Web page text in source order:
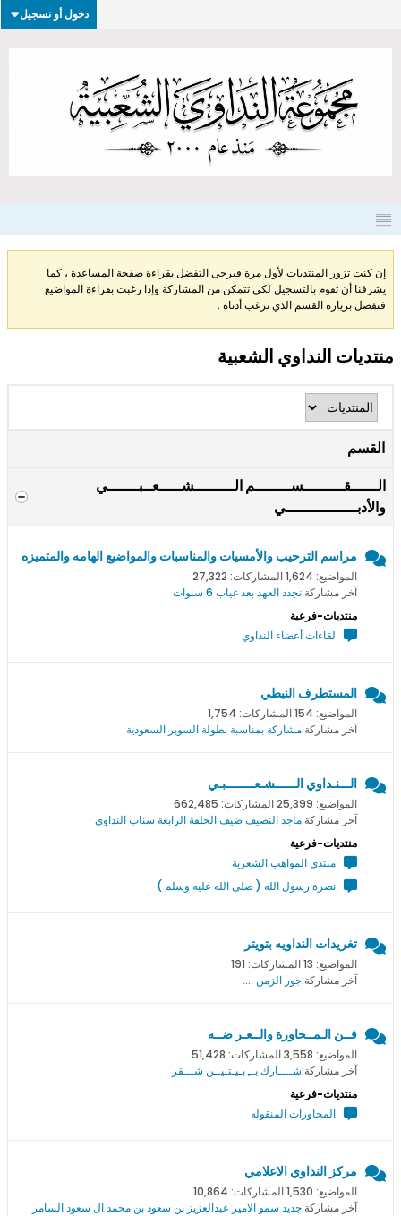
دخول أو تسجيل
إن كنت تزور المنتديات لأول مرة فيرجى التفضل بقراءة صفحة المساعدة ، كما
يشرفنا أن تقوم بالتسجيل لكي تتمكن من المشاركة وإذا رغبت بقراءة المواضيع
فتفضل بزيارة القسم الذي ترغب أدناه .
منتديات النداوي الشعبية
القسم
الــــــقـــــــــســــــــم الـــــــــشـــــعــبـــــــي
والأدبــــــــــــــــي
مراسم الترحيب والأمسيات والمناسبات والمواضيع الهامه والمتميزه
المواضيع: 1,624 المشاركات: 27,322
آخر مشاركة:نجدد العهد بعد غياب 6 سنوات
منتديات-فرعية
لقاءات أعضاء النداوي
المستطرف النبطي
المواضيع: 154 المشاركات: 1,754
آخر مشاركة:مشاركة بمناسبة بطولة السوبر السعودية
الـــنـداوي الــــــشـعــــــــبـي
المواضيع: 25,399 المشاركات: 662,485
آخر مشاركة:ماجد النصيف ضيف الحلقة الرابعة سناب النداوي
منتديات-فرعية
منتدى المواهب الشعرية
نصرة رسول الله ( صلى الله عليه وسلم )
تغريدات النداويه بتويتر
المواضيع: 13 المشاركات: 191
آخر مشاركة:جور الزمن ....
فــن الـمــحاورة والــعـر ضــه
المواضيع: 3,558 المشاركات: 51,428
آخر مشاركة:شــــارك بــِ بـيـتـيــن شـــقر
منتديات-فرعية
المحاورات المنقوله
مركز النداوي الاعلامي
المواضيع: 1,530 المشاركات: 10,864
آخر مشاركة:جديد سمو اﻻمير عبدالعزيز بن سعود بن محمد ال سعود السامر